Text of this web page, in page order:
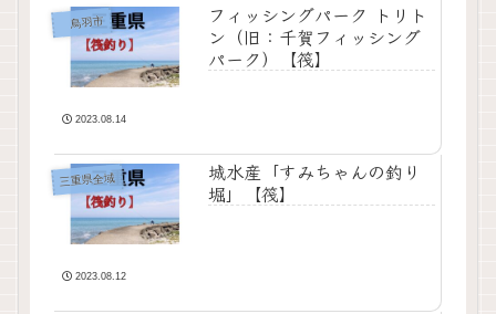
鳥羽市
フィッシングパーク トリト
ン（旧：千賀フィッシング
パーク）【筏】
2023.08.14
三重県全域
城水産「すみちゃんの釣り
堀」【筏】
2023.08.12